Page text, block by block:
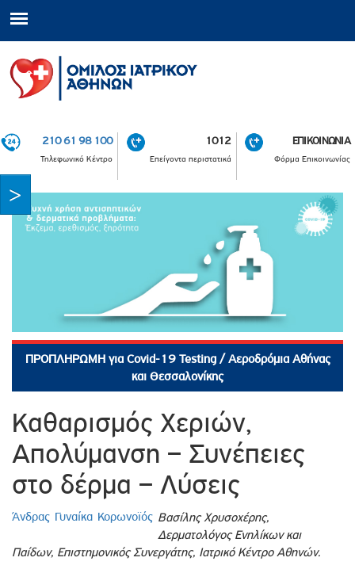
210 61 98 100
Τηλεφωνικό Κέντρο
1012
Επείγοντα περιστατικά
ΕΠΙΚΟΙΝΩΝΙΑ
Φόρμα Επικοινωνίας
ΠΡΟΠΛΗΡΩΜΗ για Covid-19 Testing / Αεροδρόμια Αθήνας
και Θεσσαλονίκης
Καθαρισμός Χεριών,
Απολύμανση – Συνέπειες
στο δέρμα – Λύσεις
Άνδρας Γυναίκα Κορωνοϊός Βασίλης Χρυσοχέρης,
Δερματολόγος Ενηλίκων και
Παίδων, Επιστημονικός Συνεργάτης, Ιατρικό Κέντρο Αθηνών.